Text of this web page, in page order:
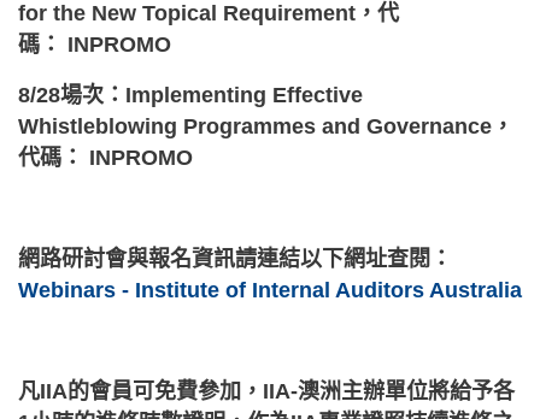
for the New Topical Requirement，代
碼： INPROMO
8/28場次：Implementing Effective
Whistleblowing Programmes and Governance，
代碼： INPROMO
網路研討會與報名資訊請連結以下網址查閱：
Webinars - Institute of Internal Auditors Australia
凡IIA的會員可免費參加，IIA-澳洲主辦單位將給予各